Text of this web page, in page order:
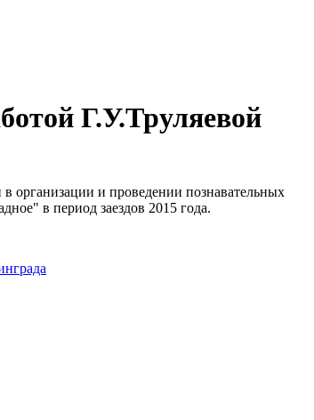
Г.У.Труляевой
организации и проведении познавательных
в период заездов 2015 года.